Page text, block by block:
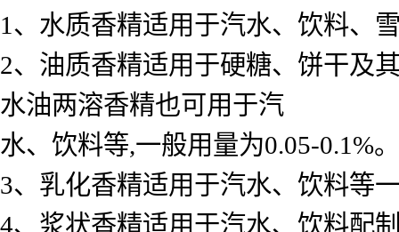
1、水质香精适用于汽水、饮料、
2、油质香精适用于硬糖、饼干及
水油两溶香精也可用于汽
水、饮料等,一般用量为0.05-0.1%。
3、乳化香精适用于汽水、饮料等
4、浆状香精适用于汽水、饮料配